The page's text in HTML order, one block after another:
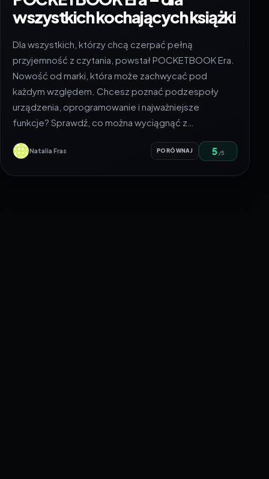
wszystkich kochających książki
Dla wszystkich, którzy chcą czerpać pełną
przyjemność z czytania, powstał POCKETBOOK Era.
Nowość od marki, która może zachwycać pod
każdym względem. Chcesz poznać podzespoły
urządzenia, oprogramowanie i najważniejsze
funkcje? Sprawdź, co można wyciągnąć z…
Natalia Fras PORÓWNAJ 5 /5